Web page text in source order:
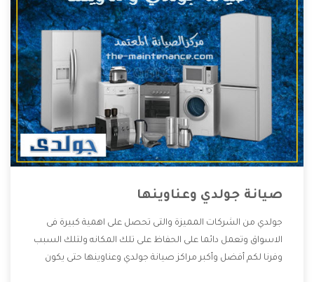
صيانة جولدي وعناوينها
جولدي من الشركات المميزة والتى تحصل على اهمية كبيرة فى
الاسواق وتعمل دائما على الحفاظ على تلك المكانه ولتلك السبب
وفرنا لكم أفضل وأكبر مراكز صيانة جولدي وعناوينها حتى يكون